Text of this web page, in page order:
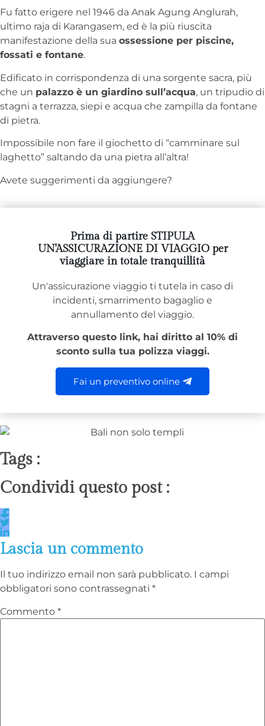
Fu fatto erigere nel 1946 da Anak Agung Anglurah,
ultimo raja di Karangasem, ed è la più riuscita
manifestazione della sua ossessione per piscine,
fossati e fontane.
Edificato in corrispondenza di una sorgente sacra, più
che un palazzo è un giardino sull’acqua, un tripudio di
stagni a terrazza, siepi e acqua che zampilla da fontane
di pietra.
Impossibile non fare il giochetto di “camminare sul
laghetto” saltando da una pietra all’altra!
Avete suggerimenti da aggiungere?
Prima di partire STIPULA
UN'ASSICURAZIONE DI VIAGGIO per
viaggiare in totale tranquillità
Un'assicurazione viaggio ti tutela in caso di
incidenti, smarrimento bagaglio e
annullamento del viaggio.
Attraverso questo link, hai diritto al 10% di
sconto sulla tua polizza viaggi.
Fai un preventivo online
Tags :
Condividi questo post :
Lascia un commento
Il tuo indirizzo email non sarà pubblicato. I campi
obbligatori sono contrassegnati *
Commento *